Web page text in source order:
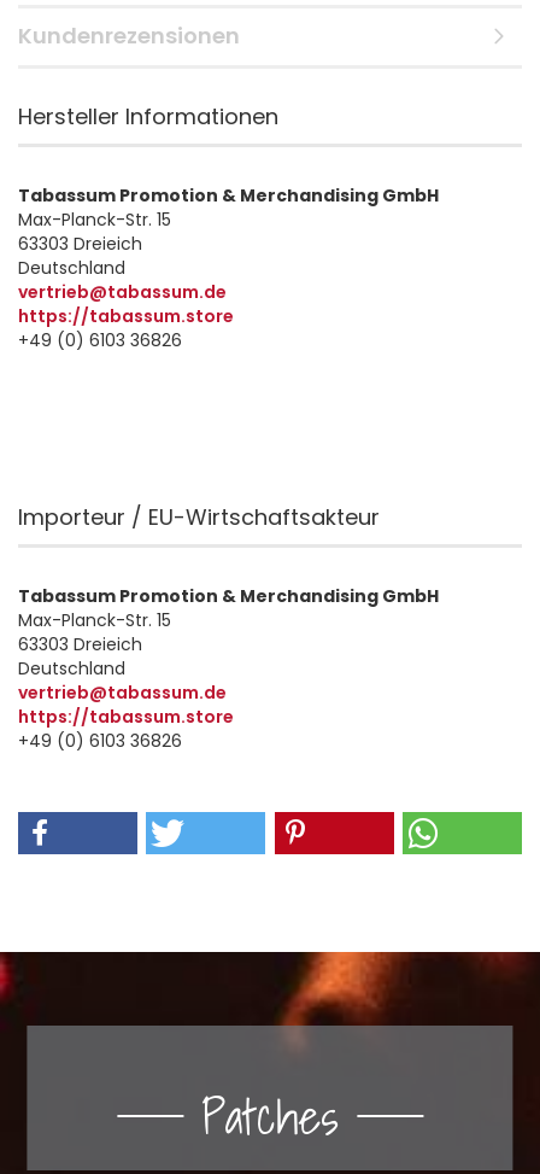
Kundenrezensionen
Hersteller Informationen
Tabassum Promotion & Merchandising GmbH
Max-Planck-Str. 15
63303 Dreieich
Deutschland
vertrieb@tabassum.de
https://tabassum.store
+49 (0) 6103 36826
Importeur / EU-Wirtschaftsakteur
Tabassum Promotion & Merchandising GmbH
Max-Planck-Str. 15
63303 Dreieich
Deutschland
vertrieb@tabassum.de
https://tabassum.store
+49 (0) 6103 36826
Patches